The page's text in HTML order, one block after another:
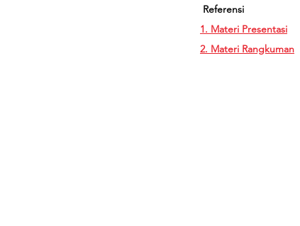
Referensi
1. Materi Presentasi
2. Materi Rangkuman